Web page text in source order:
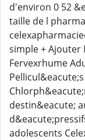
d'environ 0 52
taille de l
simple + Ajouter
Fervexrhume
destin&eacute;
adolescents